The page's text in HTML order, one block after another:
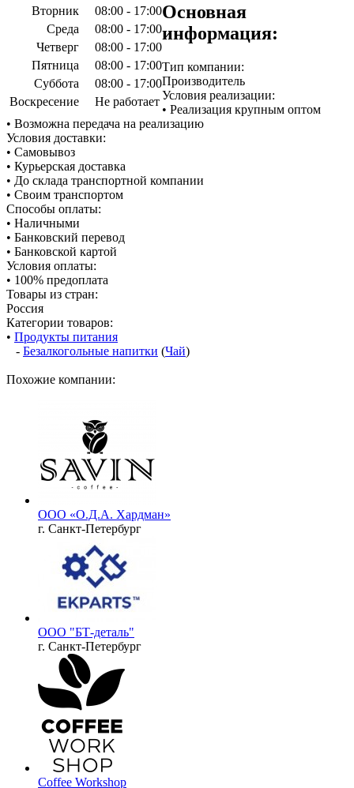
Вторник
08:00 - 17:00
Среда
08:00 - 17:00
Четверг
08:00 - 17:00
Пятница
08:00 - 17:00
Суббота
08:00 - 17:00
Воскресение
Не работает
Основная
информация:
Тип компании:
Производитель
Условия реализации:
• Реализация крупным оптом
• Возможна передача на реализацию
Условия доставки:
• Самовывоз
• Курьерская доставка
• До склада транспортной компании
• Своим транспортом
Способы оплаты:
• Наличными
• Банковский перевод
• Банковской картой
Условия оплаты:
• 100% предоплата
Товары из стран:
Россия
Категории товаров:
• Продукты питания
- Безалкогольные напитки (Чай)
Похожие компании:
ООО «О.Д.А. Хардман»
г. Санкт-Петербург
ООО "БТ-деталь"
г. Санкт-Петербург
Coffee Workshop